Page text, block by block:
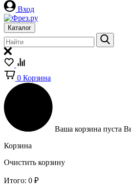
Вход
Каталог
0 Корзина
Ваша корзина пуста
Корзина
Очистить корзину
Итого: 0 ₽